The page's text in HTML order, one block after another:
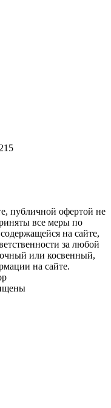
публичной офертой не
все меры по
на сайте,
за любой
или косвенный,
на сайте.